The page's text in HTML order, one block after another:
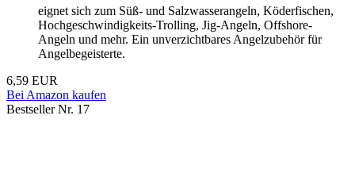
eignet sich zum Süß- und Salzwasserangeln, Köderfischen,
Hochgeschwindigkeits-Trolling, Jig-Angeln, Offshore-
Angeln und mehr. Ein unverzichtbares Angelzubehör für
Angelbegeisterte.
6,59 EUR
Bei Amazon kaufen
Bestseller Nr. 17